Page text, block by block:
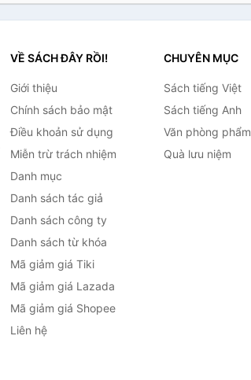
VỀ SÁCH ĐÂY RỒI!
Giới thiệu
Chính sách bảo mật
Điều khoản sử dụng
Miễn trừ trách nhiệm
Danh mục
Danh sách tác giả
Danh sách công ty
Danh sách từ khóa
Mã giảm giá Tiki
Mã giảm giá Lazada
Mã giảm giá Shopee
Liên hệ
CHUYÊN MỤC
Sách tiếng Việt
Sách tiếng Anh
Văn phòng phẩm
Quà lưu niệm